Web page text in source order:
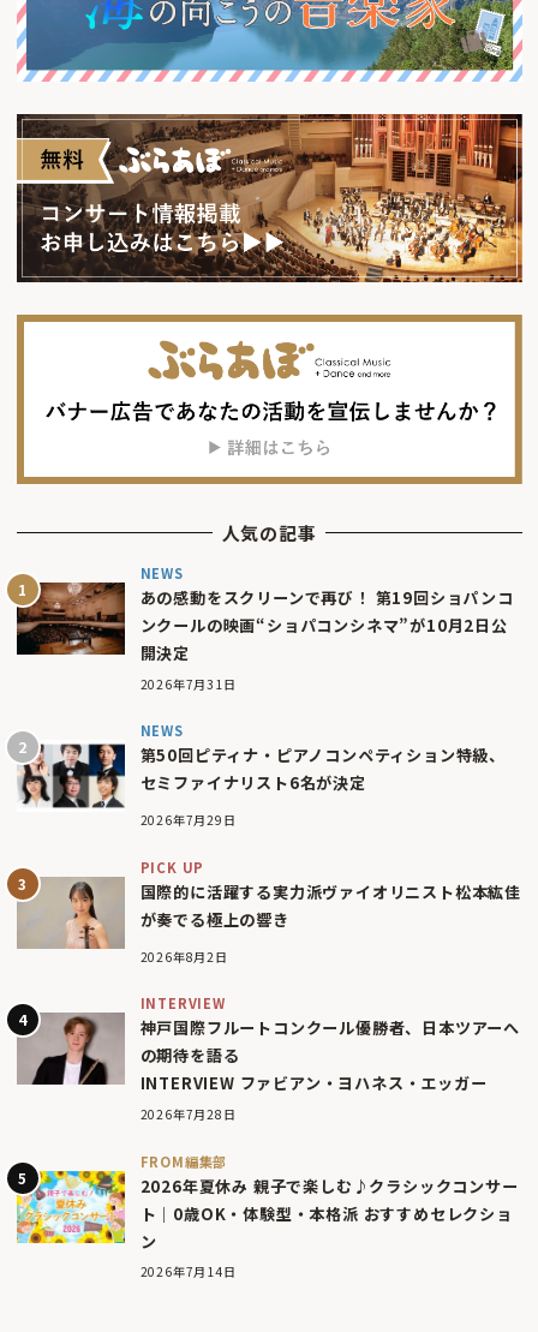
人気の記事
NEWS
あの感動をスクリーンで再び！ 第19回ショパンコ
ンクールの映画“ショパコンシネマ”が10月2日公
開決定
2026年7月31日
NEWS
第50回ピティナ・ピアノコンペティション特級、
セミファイナリスト6名が決定
2026年7月29日
PICK UP
国際的に活躍する実力派ヴァイオリニスト松本紘佳
が奏でる極上の響き
2026年8月2日
INTERVIEW
神戸国際フルートコンクール優勝者、日本ツアーへ
の期待を語る
INTERVIEW ファビアン・ヨハネス・エッガー
2026年7月28日
FROM編集部
2026年夏休み 親子で楽しむ♪クラシックコンサー
ト｜0歳OK・体験型・本格派 おすすめセレクショ
ン
2026年7月14日